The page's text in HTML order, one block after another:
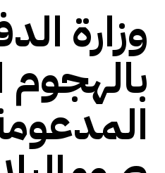
وزارة
بالهجوم